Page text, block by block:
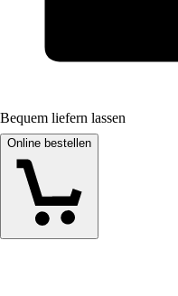
Bequem liefern lassen
Online bestellen